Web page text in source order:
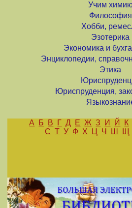
Учим
Философия
Хобби,
Эзотерика
Экономика и
Энциклопедии,
Этика
Юриспруденция,
А Б В Г Д Е Ж З И Й К
С Т У Ф Х Ц Ч Ш Щ